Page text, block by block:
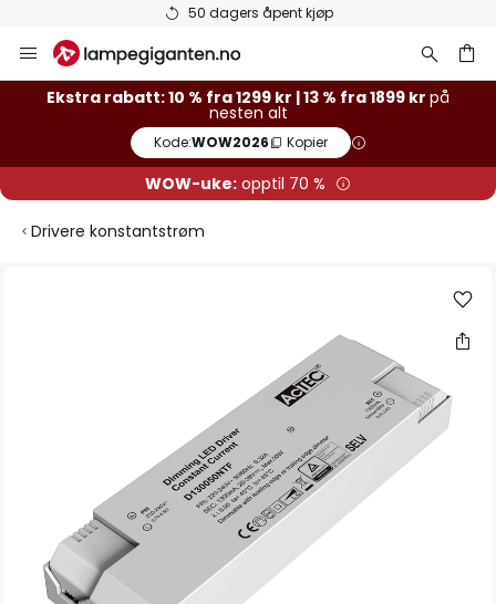
50 dagers åpent kjøp
Hopp
til
innhold
Ekstra rabatt: 10 % fra 1299 kr | 13 % fra 1899 kr på
nesten alt
Kode:WOW2026 Kopier
WOW-uke: opptil 70 %
Drivere konstantstrøm